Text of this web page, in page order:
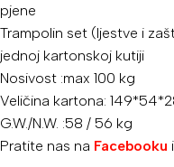
pjene
Trampolin set (ljestve i
jednoj kartonskoj kutiji
Nosivost :max 100 kg
Veličina kartona:
G.W./N.W. :58 / 56 kg
Pratite nas na Facebooku i